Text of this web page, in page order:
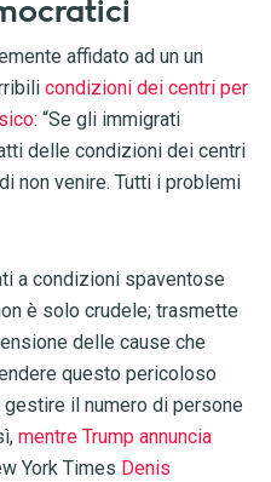
affidato ad un un
condizioni dei centri per
: “Se gli immigrati
delle condizioni dei centri
non venire. Tutti i problemi
a condizioni spaventose
è solo crudele; trasmette
delle cause che
questo pericoloso
il numero di persone
mentre Trump annuncia
York Times Denis